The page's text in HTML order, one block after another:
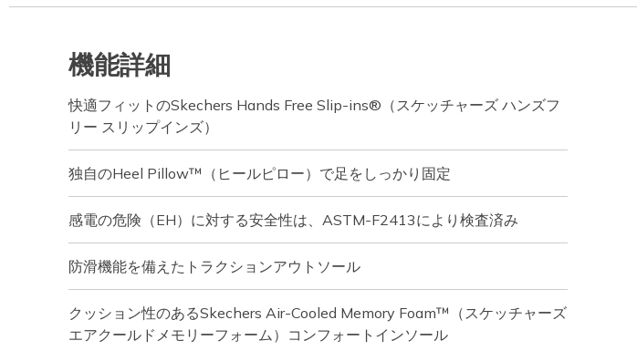
機能詳細
快適フィットのSkechers Hands Free Slip-ins®（スケッチャーズ ハンズフ
リー スリップインズ）
独自のHeel Pillow™（ヒールピロー）で足をしっかり固定
感電の危険（EH）に対する安全性は、ASTM-F2413により検査済み
防滑機能を備えたトラクションアウトソール
クッション性のあるSkechers Air-Cooled Memory Foam™（スケッチャーズ
エアクールドメモリーフォーム）コンフォートインソール